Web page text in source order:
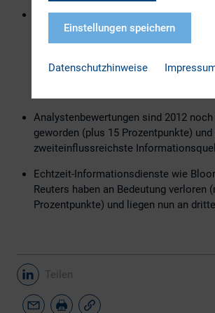
Ein Viertel aller Befragten gab an, dass
Investitionsentscheidung getroffen
einen Blog-Eintrag gelesen haben;
einer Twitter-Information. Letzteres ist
Verdreifachung im Vergleich zu 2010.
Analystenbewertungen sind 2012
geworden (plus 15 Prozentpunkte)
zweiteinflussreichste
Echtzeit-Informationsdienste wie
Reuters haben an Bedeutung verloren
Prozentpunkte) und liegen nun an
Teilen
Einstellungen speichern
Datenschutzhinweise